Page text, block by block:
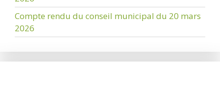
Compte rendu du conseil municipal du 20 mars
2026